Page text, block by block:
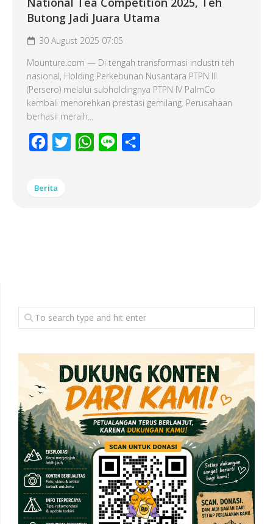
Butong Jadi Juara Utama
30 August 2025 07:05
Mounture.com — Di tengah transformasi industri teh
nasional, Holding Perkebunan Nusantara PTPN III
(Persero) melalui subholdingnya PTPN IV PalmCo
kembali menorehkan prestasi gemilang. Perusahaan
berhasil meraih...
Facebook
Twitter WhatsApp
Line
Berita